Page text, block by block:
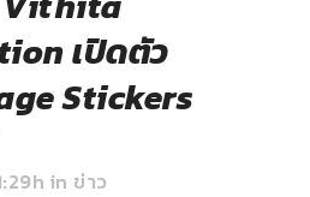
เปิดตัว
Stickers
in ข่าว